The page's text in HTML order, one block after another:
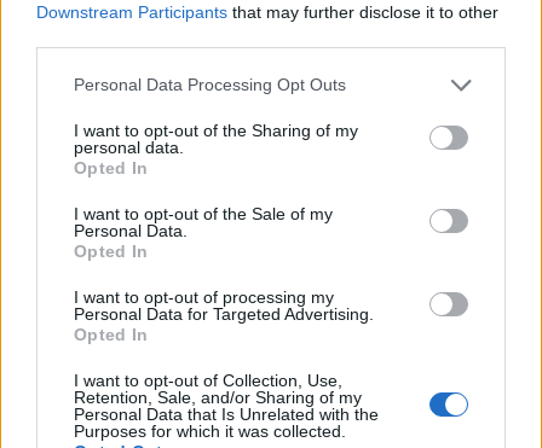
Downstream Participants that may further disclose it to other
Please note that this website/app uses one or more Google
not limited to your visit or usage behaviour. You may click to
grant or deny consent to Google and its third-party tags to
use your data for below specified purposes in below Google
consent section.
Personal Data Processing Opt Outs
I want to opt-out of the Sharing of my
personal data.
Opted In
I want to opt-out of the Sale of my
Personal Data.
Opted In
I want to opt-out of processing my
Personal Data for Targeted Advertising.
Opted In
I want to opt-out of Collection, Use,
Retention, Sale, and/or Sharing of my
Personal Data that Is Unrelated with the
Purposes for which it was collected.
Un certo numero di aziende ti pagherà per
opinione onesta su giochi, film, prodotti di consumo
e argomenti di interesse generale. Il
pagamento varia da $ 1 a $ 20 per sondaggio
ricerca a cui puoi iscriverti per partecipare a
sondaggi tra cui Ricerca 2020 .
11. Notaio mobile
Un notaio funge da rappresentante dello stato per
certificare la corretta esecuzione di documenti